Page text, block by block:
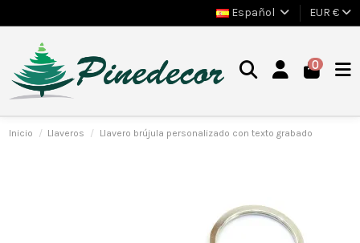
Español EUR €
0
Inicio Llaveros Llavero brújula personalizado con texto grabado